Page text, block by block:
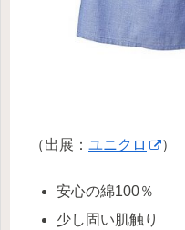
（出展： ユニクロ ）
安心の綿100％
少し固い肌触り